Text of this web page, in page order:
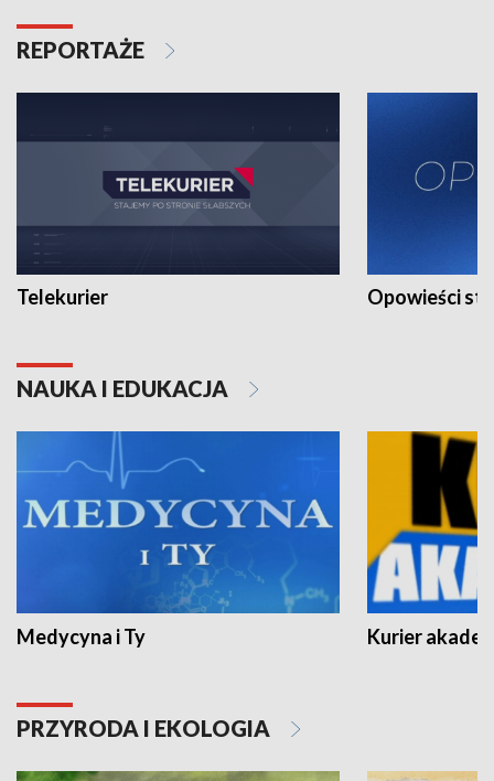
REPORTAŻE
Telekurier Opowieści
NAUKA I EDUKACJA
Medycyna i Ty Kurier
PRZYRODA I EKOLOGIA